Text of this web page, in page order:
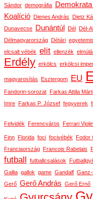
Sándor demográfia
Koalíció Dienes András Dietz
Dunavecse Dunántúl Dél Dél-
Délmagyarország Détári
elcsalt vébék elit ellenzék
Erdély erkölcs erkölcsi
magyarosítás Esztergom EU
Fandorin-sorozat Farkas Attila
Imre Farkas P. József fegyverek
Felvidék Ferencváros Ferrari
Finn Florida foci focivébék Fodor
Franciaország Francois Rabelais
futball futballcsalások
Gallia gallok game Gandalf Ganz-
Gerő Gerő András Gerő Ernő